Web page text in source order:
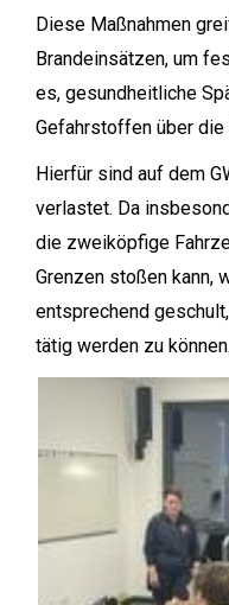
Diese Maßnahmen
Brandeinsätzen, um
es, gesundheitliche
Gefahrstoffen über die
Hierfür sind auf dem
verlastet. Da
die zweiköpfige
Grenzen stoßen kann,
entsprechend
tätig werden zu können.